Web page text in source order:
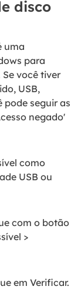
disco
uma
para
você tiver
USB,
pode seguir as
negado'
como
USB ou
com o botão
>
em Verificar.